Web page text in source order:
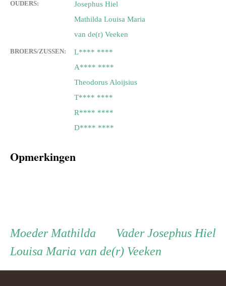
OUDERS:
Josephus Hiel
Mathilda Louisa Maria
van de(r) Veeken
BROERS/ZUSSEN:
L**** ****
A**** ****
Theodorus Aloijsius
T**** ****
R**** ****
D**** ****
Opmerkingen
Persoon
ouder
VaderVader
Josephus Hiel
MoederMoeder
Mathilda
Louisa Maria van de(r) Veeken